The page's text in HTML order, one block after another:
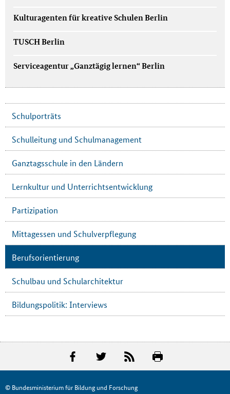
Kulturagenten für kreative Schulen Berlin
TUSCH Berlin
Serviceagentur „Ganztägig lernen“ Berlin
Schulporträts
Schulleitung und Schulmanagement
Ganztagsschule in den Ländern
Lernkultur und Unterrichtsentwicklung
Partizipation
Mittagessen und Schulverpflegung
Berufsorientierung
Schulbau und Schularchitektur
Bildungspolitik: Interviews
© Bundesministerium für Bildung und Forschung